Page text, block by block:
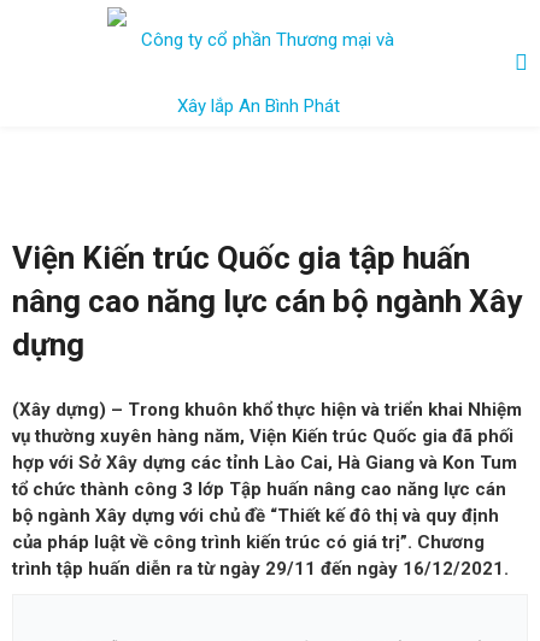
Viện Kiến trúc Quốc gia tập huấn
nâng cao năng lực cán bộ ngành Xây
dựng
(Xây dựng) – Trong khuôn khổ thực hiện và triển khai Nhiệm
vụ thường xuyên hàng năm, Viện Kiến trúc Quốc gia đã phối
hợp với Sở Xây dựng các tỉnh Lào Cai, Hà Giang và Kon Tum
tổ chức thành công 3 lớp Tập huấn nâng cao năng lực cán
bộ ngành Xây dựng với chủ đề “Thiết kế đô thị và quy định
của pháp luật về công trình kiến trúc có giá trị”. Chương
trình tập huấn diễn ra từ ngày 29/11 đến ngày 16/12/2021.